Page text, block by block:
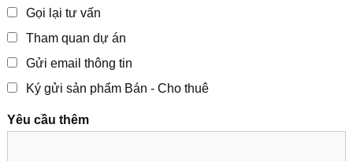
Gọi lại tư vấn
Tham quan dự án
Gửi email thông tin
Ký gửi sản phẩm Bán - Cho thuê
Yêu cầu thêm